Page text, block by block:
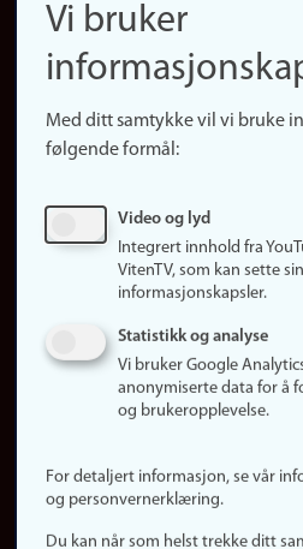
(no)
Finn forsker
Presse
Finn studier
Ledige stillinger
Om nettstedet
Informasjonskapsler
Personvern
Vi bruker
Med ditt samtykke vil vi bruke
følgende formål:
Video og lyd
Integrert innhold fra
VitenTV, som kan sette
informasjonskapsler.
Statistikk og analyse
Vi bruker Google
anonymiserte data for å
og brukeropplevelse.
For detaljert informasjon, se vår
og personvernerklæring.
Du kan når som helst trekke ditt